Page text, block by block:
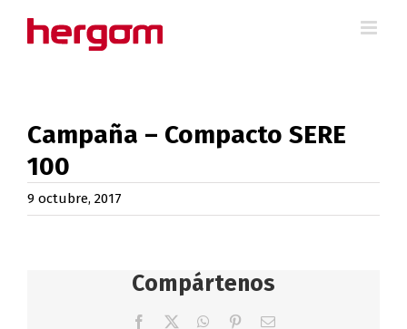
Campaña – Compacto SERE
100
9 octubre, 2017
Compártenos
Facebook WhatsApp
PinterestCorreo